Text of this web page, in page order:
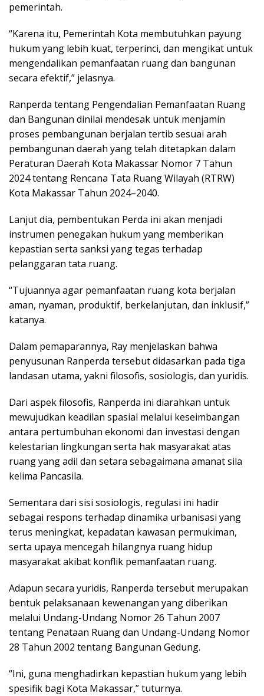
pemerintah.
“Karena itu, Pemerintah Kota membutuhkan payung
hukum yang lebih kuat, terperinci, dan mengikat untuk
mengendalikan pemanfaatan ruang dan bangunan
secara efektif,” jelasnya.
Ranperda tentang Pengendalian Pemanfaatan Ruang
dan Bangunan dinilai mendesak untuk menjamin
proses pembangunan berjalan tertib sesuai arah
pembangunan daerah yang telah ditetapkan dalam
Peraturan Daerah Kota Makassar Nomor 7 Tahun
2024 tentang Rencana Tata Ruang Wilayah (RTRW)
Kota Makassar Tahun 2024–2040.
Lanjut dia, pembentukan Perda ini akan menjadi
instrumen penegakan hukum yang memberikan
kepastian serta sanksi yang tegas terhadap
pelanggaran tata ruang.
“Tujuannya agar pemanfaatan ruang kota berjalan
aman, nyaman, produktif, berkelanjutan, dan inklusif,”
katanya.
Dalam pemaparannya, Ray menjelaskan bahwa
penyusunan Ranperda tersebut didasarkan pada tiga
landasan utama, yakni filosofis, sosiologis, dan yuridis.
Dari aspek filosofis, Ranperda ini diarahkan untuk
mewujudkan keadilan spasial melalui keseimbangan
antara pertumbuhan ekonomi dan investasi dengan
kelestarian lingkungan serta hak masyarakat atas
ruang yang adil dan setara sebagaimana amanat sila
kelima Pancasila.
Sementara dari sisi sosiologis, regulasi ini hadir
sebagai respons terhadap dinamika urbanisasi yang
terus meningkat, kepadatan kawasan permukiman,
serta upaya mencegah hilangnya ruang hidup
masyarakat akibat konflik pemanfaatan ruang.
Adapun secara yuridis, Ranperda tersebut merupakan
bentuk pelaksanaan kewenangan yang diberikan
melalui Undang-Undang Nomor 26 Tahun 2007
tentang Penataan Ruang dan Undang-Undang Nomor
28 Tahun 2002 tentang Bangunan Gedung.
“Ini, guna menghadirkan kepastian hukum yang lebih
spesifik bagi Kota Makassar,” tuturnya.